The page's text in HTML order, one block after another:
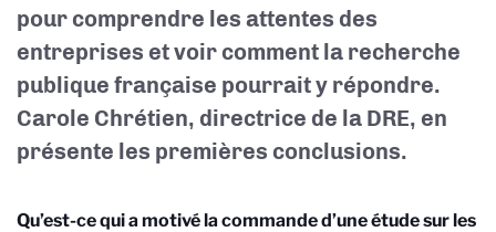
pour comprendre les attentes des
entreprises et voir comment la recherche
publique française pourrait y répondre.
Carole Chrétien, directrice de la DRE, en
présente les premières conclusions.
Qu’est-ce qui a motivé la commande d’une étude sur les